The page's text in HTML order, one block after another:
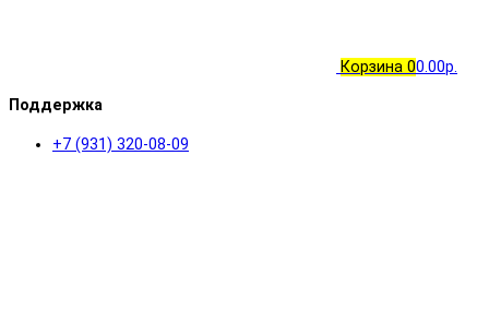
Корзина 00.00р.
Поддержка
+7 (931) 320-08-09